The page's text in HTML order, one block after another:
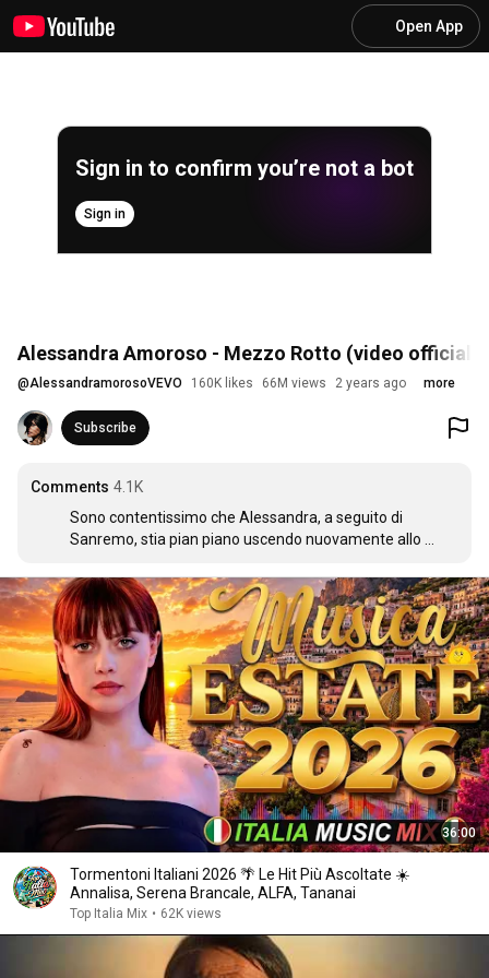
Open App
Sign in to confirm you’re not a bot
Sign in
Alessandra Amoroso - Mezzo Rotto (video official)
@AlessandramorosoVEVO 160K likes 66M views 2 years ago more
Subscribe
Comments 4.1K
Sono contentissimo che Alessandra, a seguito di
Sanremo, stia pian piano uscendo nuovamente allo
36:00
Tormentoni Italiani 2026 🌴 Le Hit Più Ascoltate ☀️
Annalisa, Serena Brancale, ALFA, Tananai
Top Italia Mix • 62K views